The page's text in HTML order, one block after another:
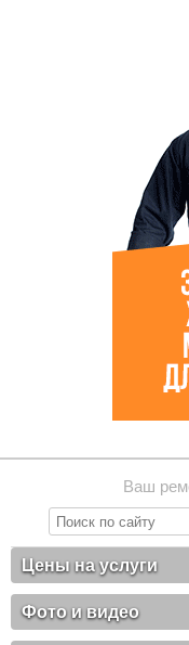
Ваш
Цены на услуги
Фото и видео